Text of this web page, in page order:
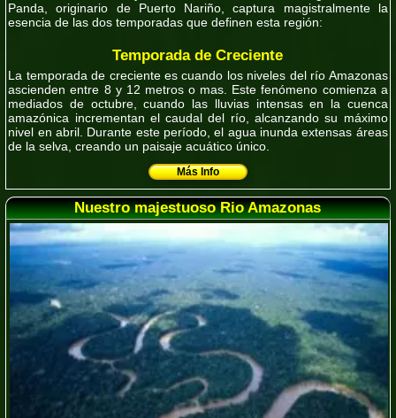
Panda, originario de Puerto Nariño, captura magistralmente la
esencia de las dos temporadas que definen esta región:
Temporada de Creciente
La temporada de creciente es cuando los niveles del río Amazonas
ascienden entre 8 y 12 metros o mas. Este fenómeno comienza a
mediados de octubre, cuando las lluvias intensas en la cuenca
amazónica incrementan el caudal del río, alcanzando su máximo
nivel en abril. Durante este período, el agua inunda extensas áreas
de la selva, creando un paisaje acuático único.
Más Info
Nuestro majestuoso Rio Amazonas